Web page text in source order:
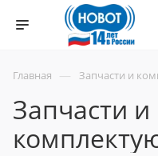
Главная — Запчасти и
Запчасти и